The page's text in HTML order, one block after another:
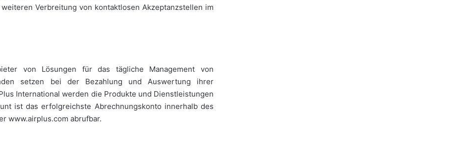
Verbreitung von kontaktlosen Akzeptanzstellen im
von Lösungen für das tägliche Management von
setzen bei der Bezahlung und Auswertung ihrer
International werden die Produkte und Dienstleistungen
ist das erfolgreichste Abrechnungskonto innerhalb des
www.airplus.com abrufbar.